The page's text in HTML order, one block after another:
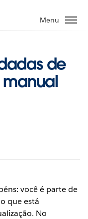
Menu
de
manual
você é parte de
que está
No